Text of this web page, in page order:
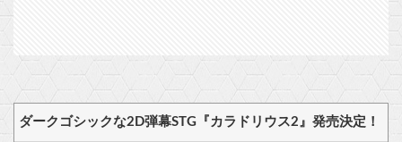
ダークゴシックな2D弾幕STG『カラドリウス2』発売決定！